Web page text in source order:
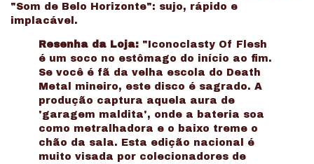
"Som de Belo Horizonte": sujo, rápido e
implacável.
Resenha da Loja: "Iconoclasty Of Flesh
é um soco no estômago do início ao fim.
Se você é fã da velha escola do Death
Metal mineiro, este disco é sagrado. A
produção captura aquela aura de
'garagem maldita', onde a bateria soa
como metralhadora e o baixo treme o
chão da sala. Esta edição nacional é
muito visada por colecionadores de